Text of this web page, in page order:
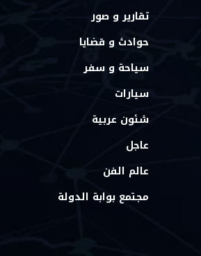
تقارير و صور
حوادث و قضايا
سياحة و سفر
سيارات
شئون عربية
عاجل
عالم الفن
مجتمع بوابة الدولة